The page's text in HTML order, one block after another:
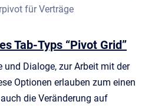
für Verträge
Tab-Typs “Pivot Grid”
und Dialoge, zur Arbeit mit der
Optionen erlauben zum einen
die Veränderung auf